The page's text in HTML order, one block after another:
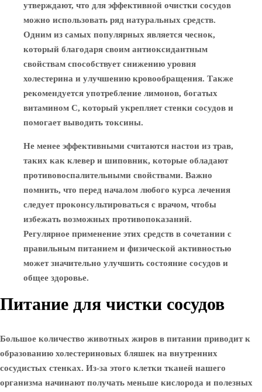
утверждают, что для эффективной очистки сосудов
можно использовать ряд натуральных средств.
Одним из самых популярных является чеснок,
который благодаря своим антиоксидантным
свойствам способствует снижению уровня
холестерина и улучшению кровообращения. Также
рекомендуется употребление лимонов, богатых
витамином C, который укрепляет стенки сосудов и
помогает выводить токсины.
Не менее эффективными считаются настои из трав,
таких как клевер и шиповник, которые обладают
противовоспалительными свойствами. Важно
помнить, что перед началом любого курса лечения
следует проконсультироваться с врачом, чтобы
избежать возможных противопоказаний.
Регулярное применение этих средств в сочетании с
правильным питанием и физической активностью
может значительно улучшить состояние сосудов и
общее здоровье.
Питание для чистки сосудов
Большое количество животных жиров в питании приводит к
образованию холестериновых бляшек на внутренних
сосудистых стенках. Из-за этого клетки тканей нашего
организма начинают получать меньше кислорода и полезных